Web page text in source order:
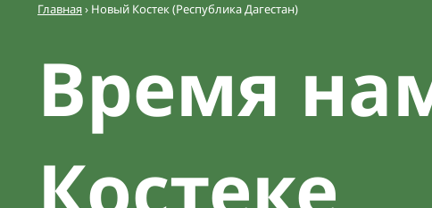
Главная› Новый Костек (Республика Дагестан)
Время